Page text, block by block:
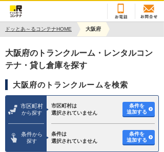
ドッとあ～るコンテナHOME 大阪府
大阪府のトランクルーム・レンタルコン
テナ・貸し倉庫を探す
大阪府のトランクルームを検索
市区町村
から探す
市区町村は
選択されていません
条件を
追加する
条件から
探す
条件は
選択されていません
条件を
追加する